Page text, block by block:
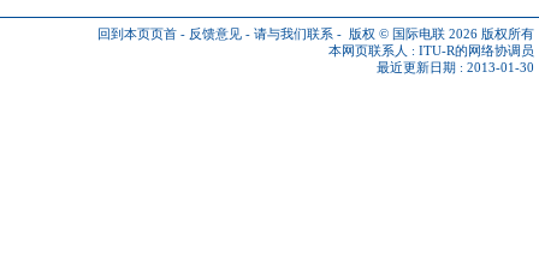
回到本页页首 - 反馈意见 - 请与我们联系 - 版权 © 国际电联 2026 版权所有
本网页联系人 : ITU-R的网络协调员
最近更新日期 : 2013-01-30